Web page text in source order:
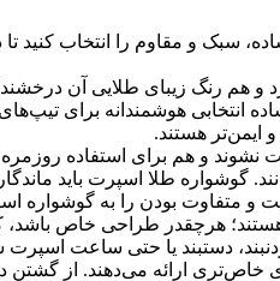
و مقاوم را انتخاب کنید تا
انتخابی هوشمندانه برای
ایمن‌تر هستند.
نشوند و هم برای استفاده
گوشواره طلا اسپرت باید
و متفاوت بودن را به
هرچقدر طراحی خاص باشد،
دستبند یا حتی ساعت
خاص‌تری ارائه می‌دهند. از